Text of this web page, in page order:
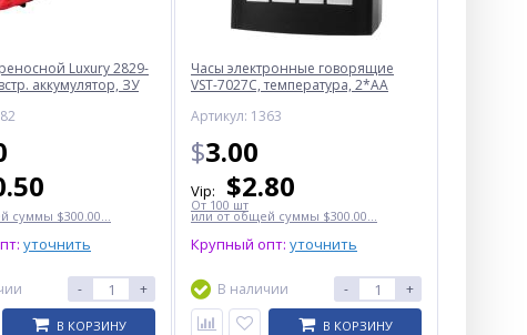
Luxury 2829-
аккумулятор, ЗУ
суммы $300.00...
уточнить
- +
В КОРЗИНУ
Часы электронные говорящие
VST-7027С, температура, 2*AA
Артикул: 1363
$3.00
Vip: $2.80
От 100 шт
или от общей суммы $300.00...
Крупный опт: уточнить
В наличии - +
В КОРЗИНУ